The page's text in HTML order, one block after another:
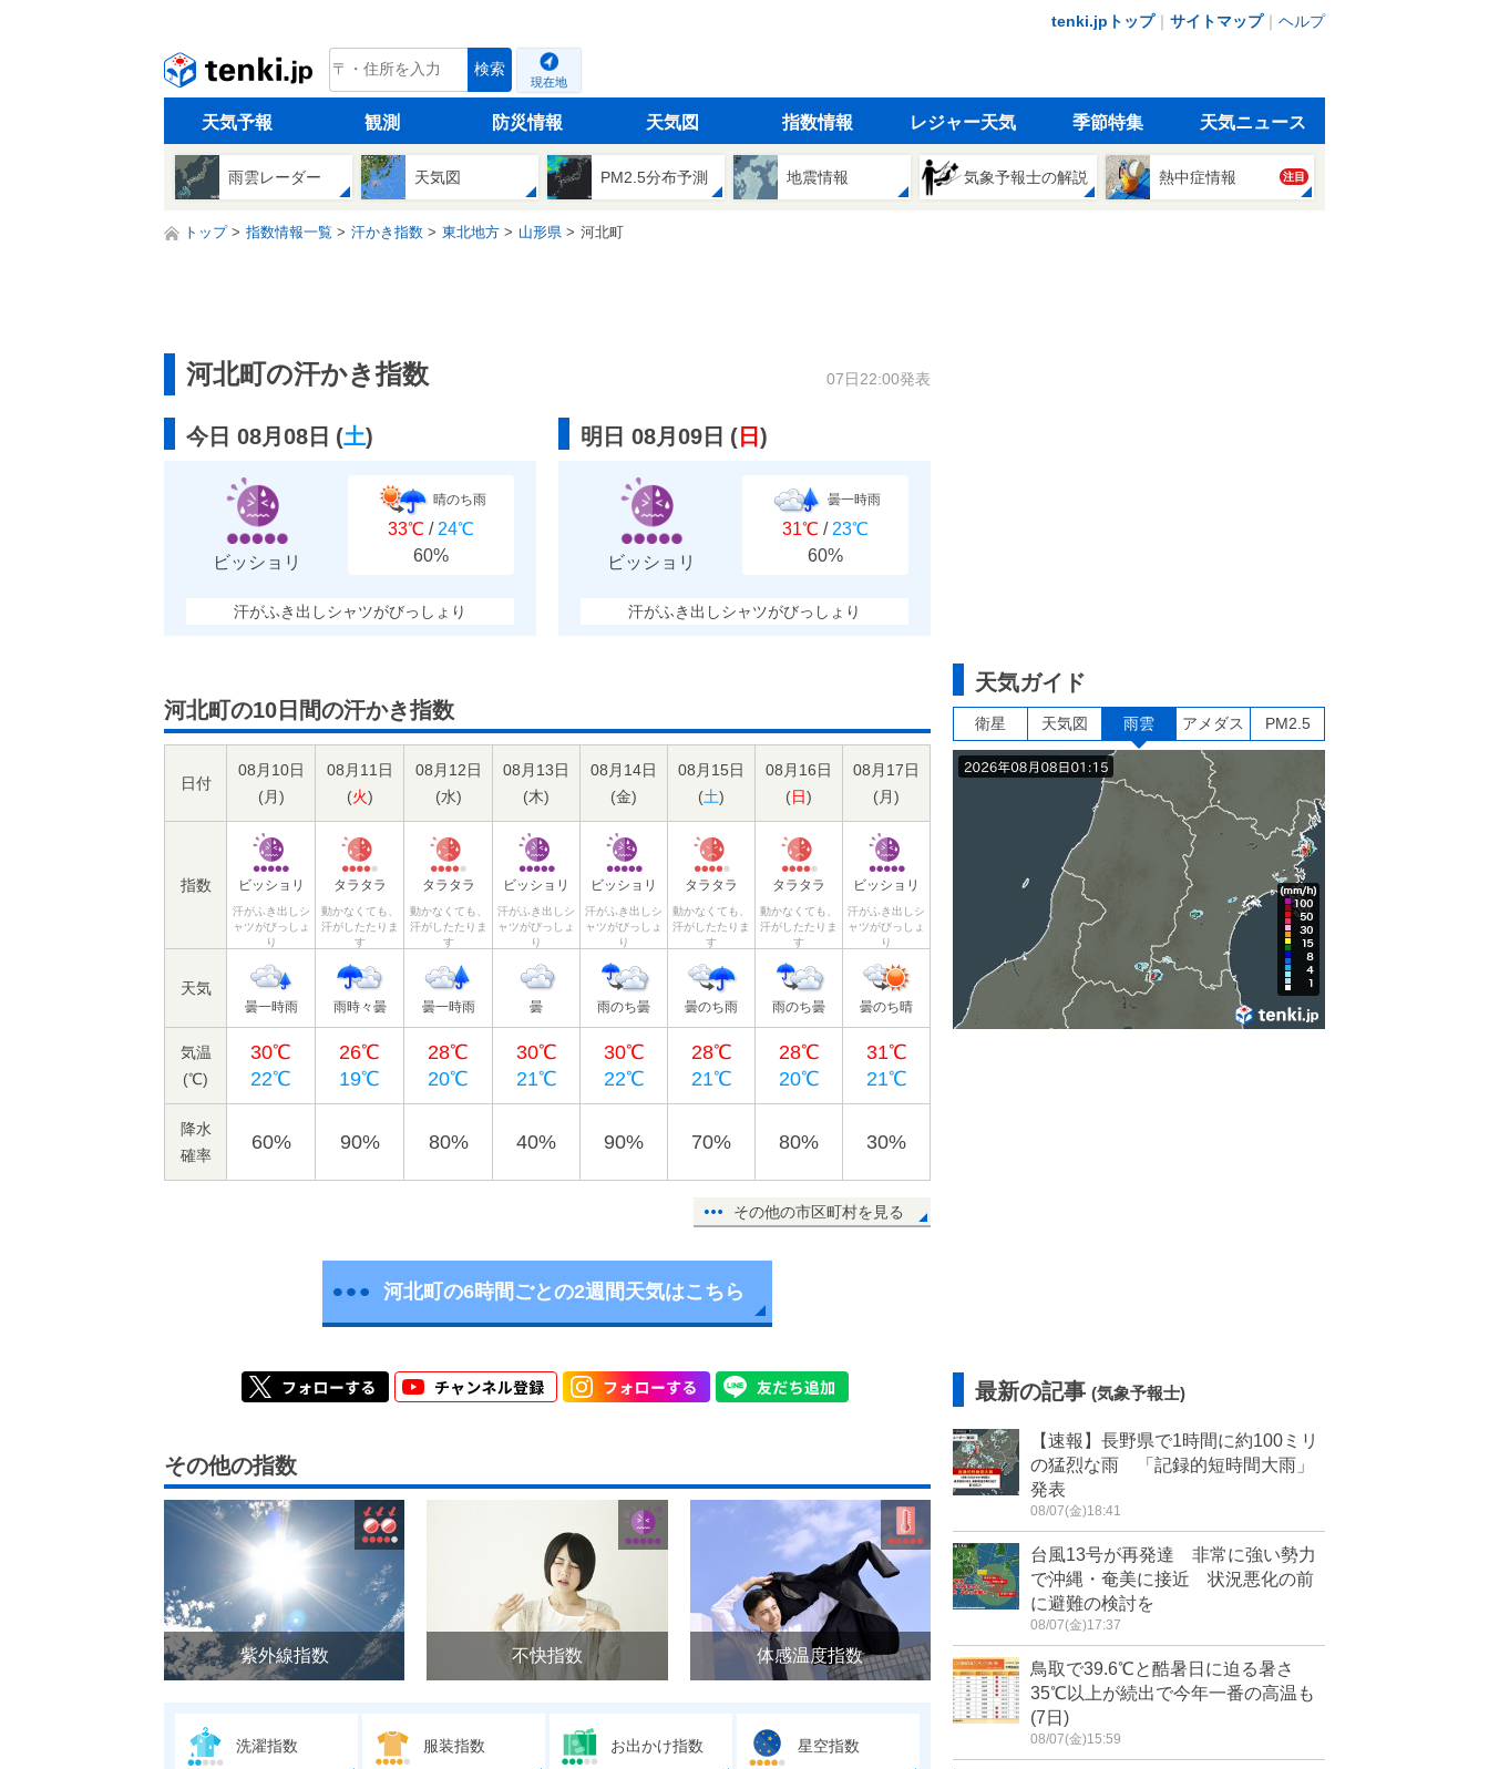
tenki.jpトップ｜ サイトマップ｜ ヘルプ
tenki.jp 検索
現在地
天気予報 観測 防災情報 天気図 指数情報 レジャー天気 季節特集 天気ニュース
雨雲レーダー 天気図 PM2.5分布予測 地震情報 気象予報士の解説 熱中症情報 注目
トップ 指数情報一覧 汗かき指数 東北地方 山形県 河北町
河北町の汗かき指数 07日22:00発表
今日 08月08日 (土)
ビッショリ
晴のち雨
33℃ / 24℃
60%
汗がふき出しシャツがびっしょり
明日 08月09日 ( 日 )
ビッショリ
曇一時雨
31℃ / 23℃
60%
汗がふき出しシャツがびっしょり
河北町の10日間の汗かき指数
日付
08月10日
(月)
08月11日
(火)
08月12日
(水)
08月13日
(木)
08月14日
(金)
08月15日
(土)
08月16日
(日)
08月17日
(月)
指数 ビッショリ
汗がふき出しシ
ャツがびっしょ
り
タラタラ
動かなくても、
汗がしたたりま
す
タラタラ
動かなくても、
汗がしたたりま
す
ビッショリ
汗がふき出しシ
ャツがびっしょ
り
ビッショリ
汗がふき出しシ
ャツがびっしょ
り
タラタラ
動かなくても、
汗がしたたりま
す
タラタラ
動かなくても、
汗がしたたりま
す
ビッショリ
汗がふき出しシ
ャツがびっしょ
り
天気
曇一時雨 雨時々曇 曇一時雨 曇 雨のち曇 曇のち雨 雨のち曇 曇のち晴
気温
(℃)
30℃
22℃
26℃
19℃
28℃
20℃
30℃
21℃
30℃
22℃
28℃
21℃
28℃
20℃
31℃
21℃
降水
確率
60% 90% 80% 40% 90% 70% 80% 30%
その他の市区町村を見る
河北町の6時間ごとの2週間天気はこちら
その他の指数
紫外線指数 不快指数 体感温度指数
洗濯指数 服装指数 お出かけ指数 星空指数
天気ガイド
衛星 天気図 雨雲 アメダス PM2.5
最新の記事 (気象予報士)
【速報】長野県で1時間に約100ミリ
の猛烈な雨 「記録的短時間大雨」
発表
08/07(金)18:41
台風13号が再発達 非常に強い勢力
で沖縄・奄美に接近 状況悪化の前
に避難の検討を
08/07(金)17:37
鳥取で39.6℃と酷暑日に迫る暑さ
35℃以上が続出で今年一番の高温も
(7日)
08/07(金)15:59